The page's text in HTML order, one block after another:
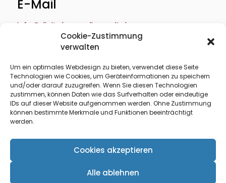
Cookie-Zustimmung
verwalten
Um ein optimales Webdesign zu bieten, verwendet diese Seite
Technologien wie Cookies, um Geräteinformationen zu speichern
und/oder darauf zuzugreifen. Wenn Sie diesen Technologien
zustimmen, können Daten wie das Surfverhalten oder eindeutige
IDs auf dieser Website aufgenommen werden. Ohne Zustimmung
können bestimmte Merkmale und Funktionen beeinträchtigt
werden.
Cookies akzeptieren
Alle ablehnen
E-Mail
info@digitale-medienwelt.de
Über mich
Profil
Leistungen
Seminare
Impressum
Datenschutzerklärung
Cookie-Richtlinie (EU)